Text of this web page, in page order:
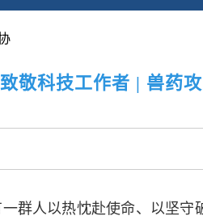
致敬科技工作者 | 兽药
群人以热忱赴使命、以坚